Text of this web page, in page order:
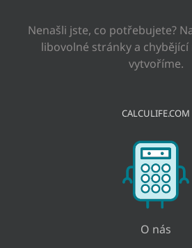
Nenašli jste, co potřebujete?
libovolné stránky a
vytvoříme.
CALCULIFE.COM
O nás